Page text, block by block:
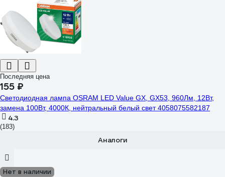
Последняя цена
155 ₽
Светодиодная лампа OSRAM LED Value GX, GX53, 960Лм, 12Вт,
замена 100Вт, 4000К, нейтральный белый свет 4058075582187
4.3
(183)
Аналоги
Нет в наличии